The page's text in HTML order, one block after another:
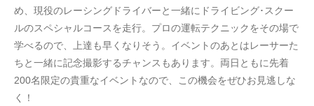
め、現役のレーシングドライバーと一緒にドライビング･スクー
ルのスペシャルコースを走行。プロの運転テクニックをその場で
学べるので、上達も早くなりそう。イベントのあとはレーサーた
ちと一緒に記念撮影するチャンスもあります。両日ともに先着
200名限定の貴重なイベントなので、この機会をぜひお見逃しな
く！